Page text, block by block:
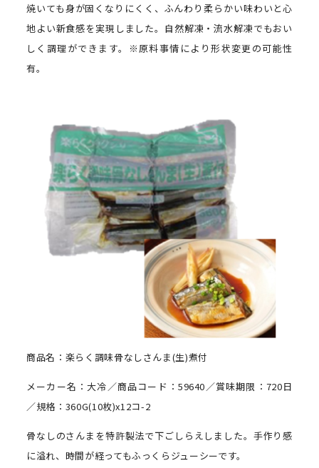
焼いても身が固くなりにくく、ふんわり柔らかい味わいと心
地よい新食感を実現しました。自然解凍・流水解凍でもおい
しく調理ができます。※原料事情により形状変更の可能性
有。
商品名：楽らく調味骨なしさんま(生)煮付
メーカー名：大冷／商品コード：59640／賞味期限：720日
／規格：360G(10枚)x12コ-2
骨なしのさんまを特許製法で下ごしらえしました。手作り感
に溢れ、時間が経ってもふっくらジューシーです。